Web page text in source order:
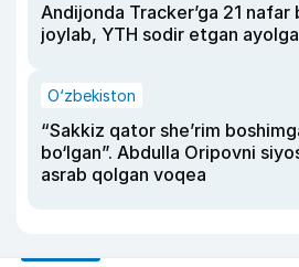
Andijonda Tracker’ga 21 nafar
joylab, YTH sodir etgan
O‘zbekiston
“Sakkiz qator she’rim
bo‘lgan”. Abdulla Oripovni
asrab qolgan voqea